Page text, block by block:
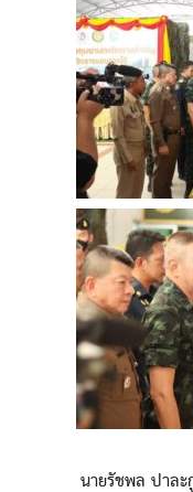
นายรัชพล ปาละกูล